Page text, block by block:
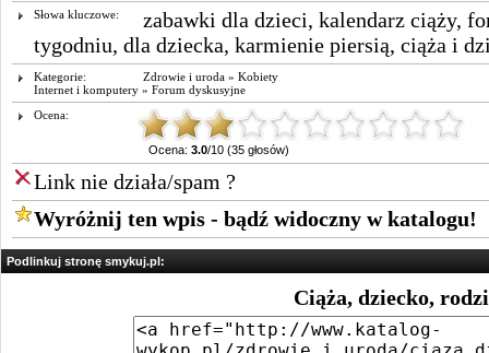
Słowa kluczowe: zabawki dla dzieci, kalendarz ciąży,
tygodniu, dla dziecka, karmienie piersią, ciąża i
Kategorie: Zdrowie i uroda » Kobiety
Internet i komputery » Forum dyskusyjne
Ocena:
Ocena: 3.0/10 (35 głosów)
Link nie działa/spam ?
Wyróżnij ten wpis - bądź widoczny w katalogu!
Podlinkuj stronę smykuj.pl:
Ciąża, dziecko,